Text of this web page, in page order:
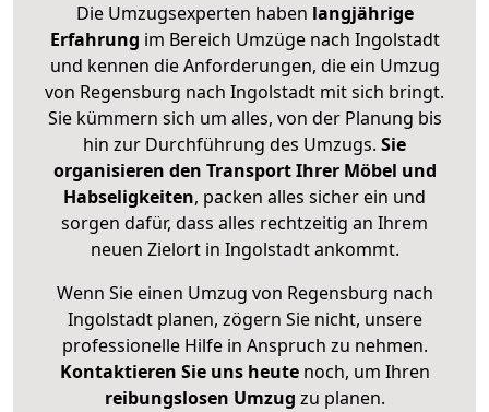
Die Umzugsexperten haben langjährige
Erfahrung im Bereich Umzüge nach Ingolstadt
und kennen die Anforderungen, die ein Umzug
von Regensburg nach Ingolstadt mit sich bringt.
Sie kümmern sich um alles, von der Planung bis
hin zur Durchführung des Umzugs. Sie
organisieren den Transport Ihrer Möbel und
Habseligkeiten, packen alles sicher ein und
sorgen dafür, dass alles rechtzeitig an Ihrem
neuen Zielort in Ingolstadt ankommt.
Wenn Sie einen Umzug von Regensburg nach
Ingolstadt planen, zögern Sie nicht, unsere
professionelle Hilfe in Anspruch zu nehmen.
Kontaktieren Sie uns heutenoch, um Ihren
reibungslosen Umzug zu planen.